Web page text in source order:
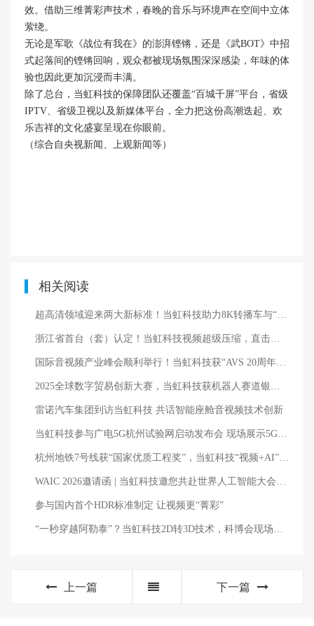
效。借助三维菁彩声技术，春晚的音乐与环境声在空间中立体
萦绕。
无论是军歌《战位有我在》的澎湃铿锵，还是《武BOT》中招
式起落间的铿锵回响，观众都被现场氛围深深感染，年味的体
验也因此更加沉浸而丰满。
除了总台，当虹科技的保障团队还覆盖“百城千屏”平台，省级
IPTV、省级卫视以及新媒体平台，全力把这份高潮迭起、欢
乐吉祥的文化盛宴呈现在你眼前。
（综合自央视新闻、上观新闻等）
相关阅读
超高清领域迎来两大新标准！当虹科技助力8K转播车与“百城千屏”再升级
浙江省首台（套）认定！当虹科技视频超级压缩，直击硬盘涨价痛点
国际音视频产业峰会顺利举行！当虹科技获“AVS 20周年20人”荣誉
2025全球数字贸易创新大赛，当虹科技获机器人赛道银奖！
雷诺汽车集团到访当虹科技 共话智能座舱音视频技术创新
当虹科技参与广电5G杭州试验网启动发布会 现场展示5G+8K AVS3直播
杭州地铁7号线获“国家优质工程奖”，当虹科技“视频+AI”守护安全与高效
WAIC 2026邀请函 | 当虹科技邀您共赴世界人工智能大会，现场体验专业级AI多模态能力
参与国内首个HDR标准制定 让视频更“菁彩”
“一秒穿越阿勒泰”？当虹科技2D转3D技术，科博会现场揭秘→
上一篇 下一篇